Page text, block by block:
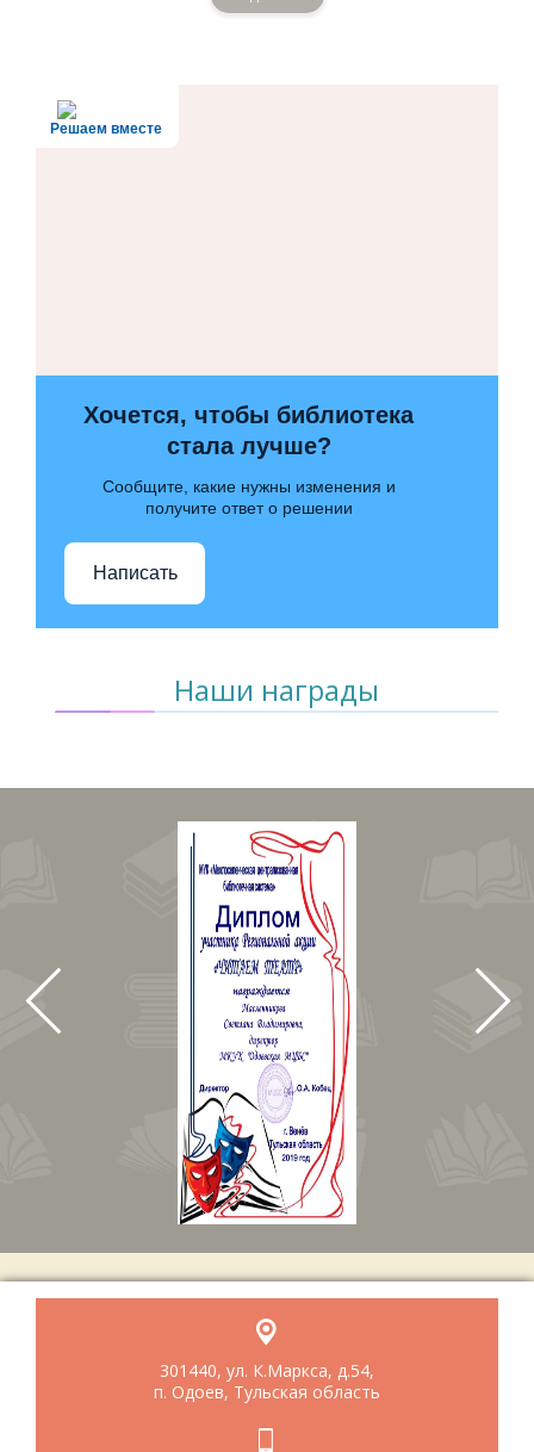
Решаем вместе
Хочется, чтобы библиотека
стала лучше?
Сообщите, какие нужны изменения и
получите ответ о решении
Написать
Наши награды
301440, ул. К.Маркса, д.54,
п. Одоев, Тульская область